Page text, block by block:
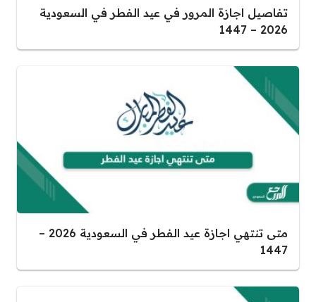
تفاصيل اجازة المرور في عيد الفطر في السعودية
2026 – 1447
متى تنتهي اجازة عيد الفطر في السعودية 2026 –
1447